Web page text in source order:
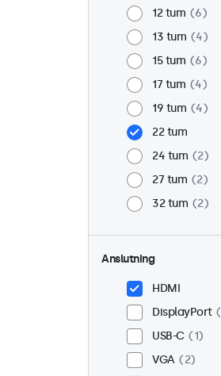
12 tum
6
13 tum
4
15 tum
6
17 tum
4
19 tum
4
22 tum
24 tum
2
27 tum
2
32 tum
2
Anslutning
HDMI
DisplayPort
USB-C
1
VGA
2